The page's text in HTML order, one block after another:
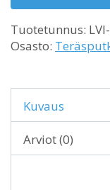
Tuotetunnus:
Osasto:
Kuvaus
Arviot (0)